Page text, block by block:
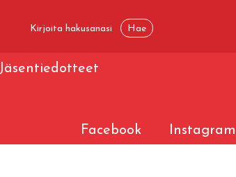
Jäsentiedotteet
Facebook Instagram